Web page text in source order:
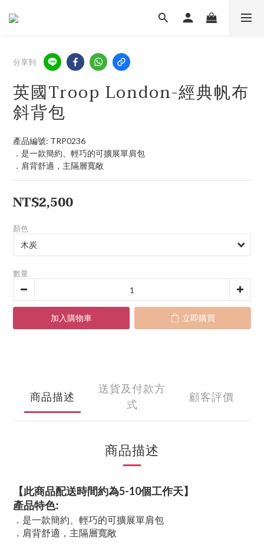
分享到
英國Troop London-經典帆布
斜背包
產品編號: TRP0236
．是一款簡約、輕巧的可擴展單肩包
．肩背舒適，主隔層寬敞
NT$2,500
顏色
數量
加入購物車 立即購買
商品描述
送貨及付款方
式
顧客評價
商品描述
【此商品配送時間約為5-10個工作天】
產品特色:
．是一款簡約、輕巧的可擴展單肩包
．肩背舒適，主隔層寬敞